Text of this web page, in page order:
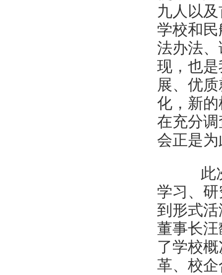
九人以
学校和
法办法
现，也
展、优
化，新
在充分
会正是
此次
学习、
到形式
董事长
了学校
革、校